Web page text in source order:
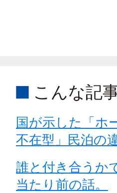
こんな記
国が示した「ホ
不在型」民泊の
誰と付き合うか
当たり前の話。